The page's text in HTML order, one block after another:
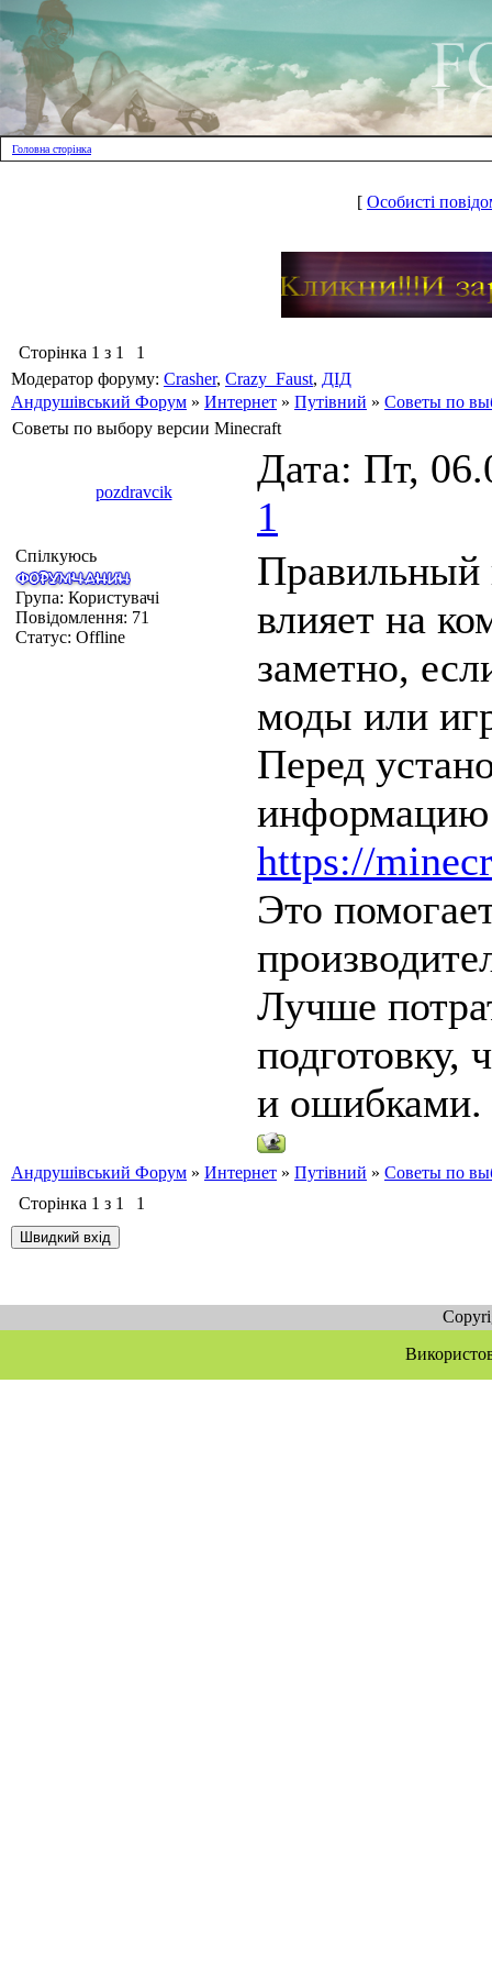
Головна сторінка
[ Особисті
Сторінка 1 з 1
1
Модератор форуму: Crasher, Crazy_Faust, ДІД
Андрушівський Форум » Интернет » Путівний » Советы по
Советы по выбору версии Minecraft
pozdravcik
Дата: Пт,
1
Спілкуюсь
Група: Користувачі
Повідомлення: 71
Статус: Offline
Правильный
влияет на
заметно,
моды или
Перед
информацию
https://
Это
Лучше
подготовку,
и ошибками.
Андрушівський Форум » Интернет » Путівний » Советы по
Сторінка 1 з 1 1